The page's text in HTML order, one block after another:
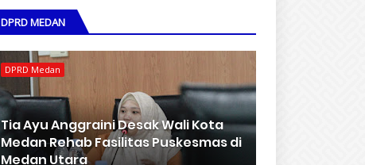
DPRD MEDAN
DPRD Medan
Tia Ayu Anggraini Desak Wali Kota
Medan Rehab Fasilitas Puskesmas di
Medan Utara